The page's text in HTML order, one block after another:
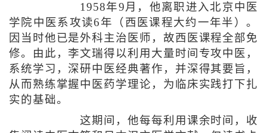
1958年9月，他离职进入北京中医
学院中医系攻读6年（西医课程大约一年半）。
因当时他已是外科主治医师，故西医课程全部免
修。由此，李文瑞得以利用大量时间专攻中医，
系统学习，深研中医经典著作，并深得其要旨，
从而熟练掌握中医药学理论，为临床实践打下扎
实的基础。
这期间，他每每利用课余时间，收